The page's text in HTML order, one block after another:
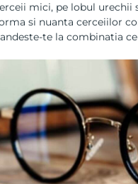
mici, pe lobul
si nuanta cerceiilor
te la combinatia